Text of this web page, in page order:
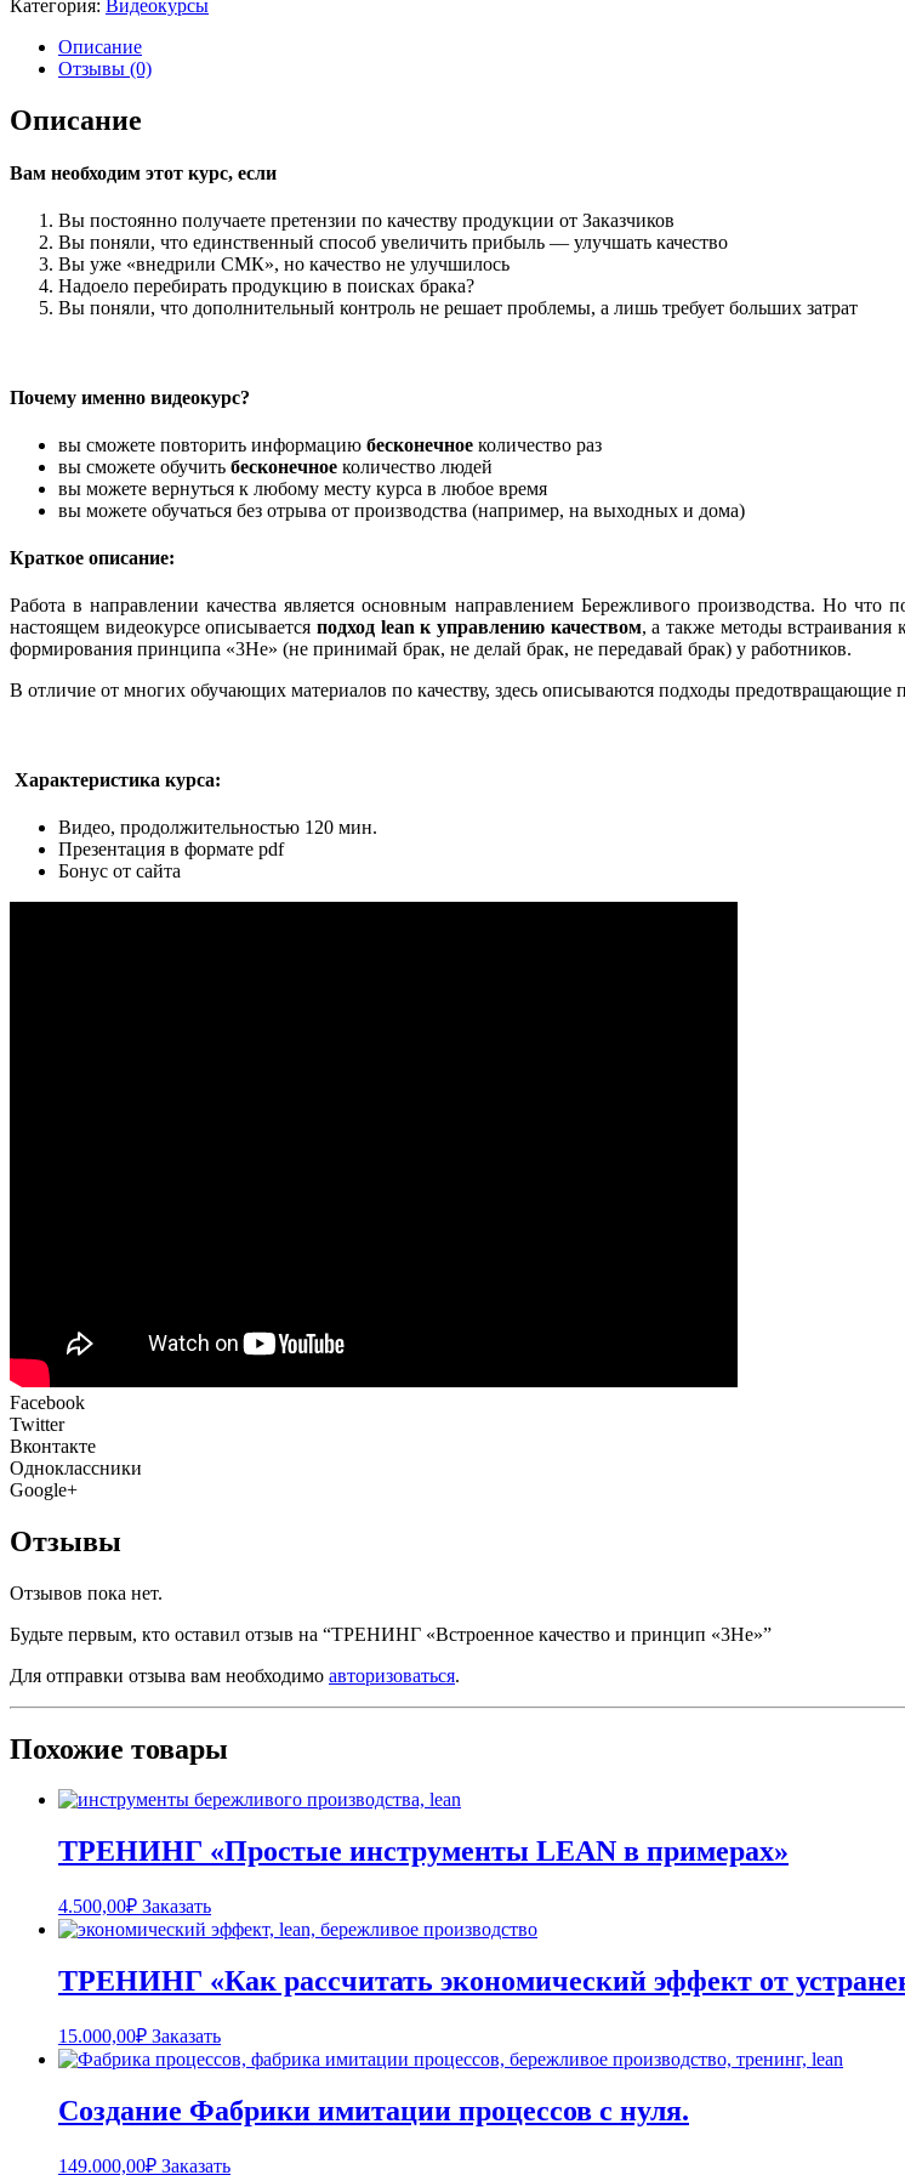
"Встроенное
качество
принцип
"3Не"
Категория: Видеокурсы
Описание
Отзывы (0)
Описание
Вам необходим этот курс, если
Вы постоянно получаете претензии по качеству продукции от Заказчиков
Вы поняли, что единственный способ увеличить прибыль — улучшать качество
Вы уже «внедрили СМК», но качество не улучшилось
Надоело перебирать продукцию в поисках брака?
Вы поняли, что дополнительный контроль не решает проблемы, а лишь требует больших затрат
Почему именно видеокурс?
вы сможете повторить информацию бесконечное количество раз
вы сможете обучить бесконечное количество людей
вы можете вернуться к любому месту курса в любое время
вы можете обучаться без отрыва от производства (например, на выходных и дома)
Краткое описание:
Работа в направлении качества является основным направлением Бережливого производства. Но
настоящем видеокурсе описывается подход lean к управлению качеством, а также методы встраивания
формирования принципа «3Не» (не принимай брак, не делай брак, не передавай брак) у работников.
В отличие от многих обучающих материалов по качеству, здесь описываются подходы
Характеристика курса:
Видео, продолжительностью 120 мин.
Презентация в формате pdf
Бонус от сайта
Facebook
Twitter
Вконтакте
Одноклассники
Google+
Отзывы
Отзывов пока нет.
Будьте первым, кто оставил отзыв на “ТРЕНИНГ «Встроенное качество и принцип «3Не»”
Для отправки отзыва вам необходимо авторизоваться.
Похожие товары
ТРЕНИНГ «Простые инструменты LEAN в примерах»
4.500,00₽ Заказать
ТРЕНИНГ «Как рассчитать экономический эффект от
15.000,00₽ Заказать
Создание Фабрики имитации процессов с нуля.
149.000,00₽ Заказать